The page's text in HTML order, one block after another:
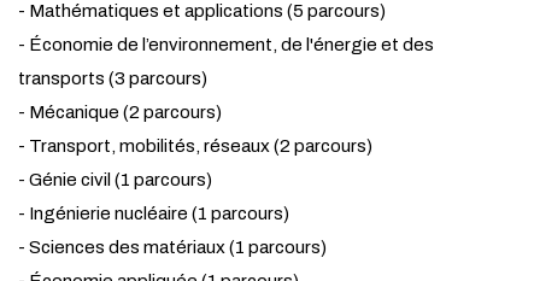
- Mathématiques et applications (5 parcours)
- Économie de l’environnement, de l'énergie et des
transports (3 parcours)
- Mécanique (2 parcours)
- Transport, mobilités, réseaux (2 parcours)
- Génie civil (1 parcours)
- Ingénierie nucléaire (1 parcours)
- Sciences des matériaux (1 parcours)